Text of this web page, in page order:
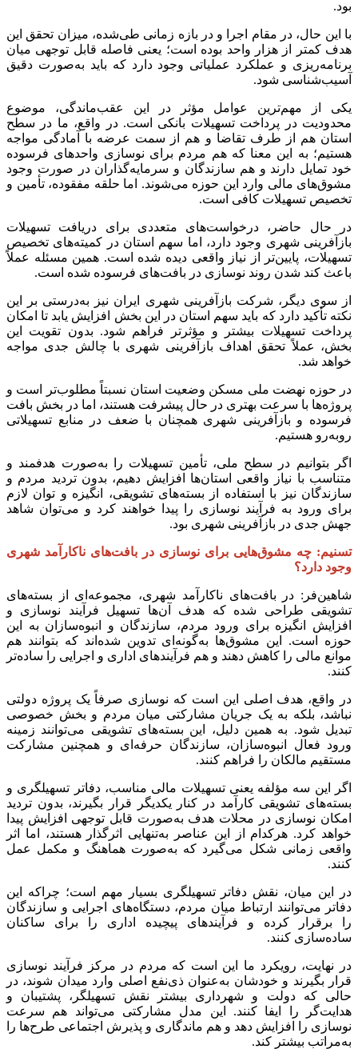
بود.
با این حال، در مقام اجرا و در بازه زمانی طی‌شده، میزان تحقق این
هدف کمتر از هزار واحد بوده است؛ یعنی فاصله قابل توجهی میان
برنامه‌ریزی و عملکرد عملیاتی وجود دارد که باید به‌صورت دقیق
آسیب‌شناسی شود.
یکی از مهم‌ترین عوامل مؤثر در این عقب‌ماندگی، موضوع
محدودیت در پرداخت تسهیلات بانکی است. در واقع، ما در سطح
استان هم از طرف تقاضا و هم از سمت عرضه با آمادگی مواجه
هستیم؛ به این معنا که هم مردم برای نوسازی واحدهای فرسوده
خود تمایل دارند و هم سازندگان و سرمایه‌گذاران در صورت وجود
مشوق‌های مالی وارد این حوزه می‌شوند. اما حلقه مفقوده، تأمین و
تخصیص تسهیلات کافی است.
در حال حاضر، درخواست‌های متعددی برای دریافت تسهیلات
بازآفرینی شهری وجود دارد، اما سهم استان در کمیته‌های تخصیص
تسهیلات، پایین‌تر از نیاز واقعی دیده شده است. همین مسئله عملاً
باعث کند شدن روند نوسازی در بافت‌های فرسوده شده است.
از سوی دیگر، شرکت بازآفرینی شهری ایران نیز به‌درستی بر این
نکته تأکید دارد که باید سهم استان در این بخش افزایش یابد تا امکان
پرداخت تسهیلات بیشتر و مؤثرتر فراهم شود. بدون تقویت این
بخش، عملاً تحقق اهداف بازآفرینی شهری با چالش جدی مواجه
خواهد شد.
در حوزه نهضت ملی مسکن وضعیت استان نسبتاً مطلوب‌تر است و
پروژه‌ها با سرعت بهتری در حال پیشرفت هستند، اما در بخش بافت
فرسوده و بازآفرینی شهری همچنان با ضعف در منابع تسهیلاتی
روبه‌رو هستیم.
اگر بتوانیم در سطح ملی، تأمین تسهیلات را به‌صورت هدفمند و
متناسب با نیاز واقعی استان‌ها افزایش دهیم، بدون تردید مردم و
سازندگان نیز با استفاده از بسته‌های تشویقی، انگیزه و توان لازم
برای ورود به فرآیند نوسازی را پیدا خواهند کرد و می‌توان شاهد
جهش جدی در بازآفرینی شهری بود.
تسنیم: چه مشوق‌هایی برای نوسازی در بافت‌های ناکارآمد شهری
وجود دارد؟
شاهین‌فر: در بافت‌های ناکارآمد شهری، مجموعه‌ای از بسته‌های
تشویقی طراحی شده که هدف آن‌ها تسهیل فرآیند نوسازی و
افزایش انگیزه برای ورود مردم، سازندگان و انبوه‌سازان به این
حوزه است. این مشوق‌ها به‌گونه‌ای تدوین شده‌اند که بتوانند هم
موانع مالی را کاهش دهند و هم فرآیندهای اداری و اجرایی را ساده‌تر
کنند.
در واقع، هدف اصلی این است که نوسازی صرفاً یک پروژه دولتی
نباشد، بلکه به یک جریان مشارکتی میان مردم و بخش خصوصی
تبدیل شود. به همین دلیل، این بسته‌های تشویقی می‌توانند زمینه
ورود فعال انبوه‌سازان، سازندگان حرفه‌ای و همچنین مشارکت
مستقیم مالکان را فراهم کنند.
اگر این سه مؤلفه یعنی تسهیلات مالی مناسب، دفاتر تسهیلگری و
بسته‌های تشویقی کارآمد در کنار یکدیگر قرار بگیرند، بدون تردید
امکان نوسازی در محلات هدف به‌صورت قابل توجهی افزایش پیدا
خواهد کرد. هرکدام از این عناصر به‌تنهایی اثرگذار هستند، اما اثر
واقعی زمانی شکل می‌گیرد که به‌صورت هماهنگ و مکمل عمل
کنند.
در این میان، نقش دفاتر تسهیلگری بسیار مهم است؛ چراکه این
دفاتر می‌توانند ارتباط میان مردم، دستگاه‌های اجرایی و سازندگان
را برقرار کرده و فرآیندهای پیچیده اداری را برای ساکنان
ساده‌سازی کنند.
در نهایت، رویکرد ما این است که مردم در مرکز فرآیند نوسازی
قرار بگیرند و خودشان به‌عنوان ذی‌نفع اصلی وارد میدان شوند، در
حالی که دولت و شهرداری بیشتر نقش تسهیلگر، پشتیبان و
هدایت‌گر را ایفا کنند. این مدل مشارکتی می‌تواند هم سرعت
نوسازی را افزایش دهد و هم ماندگاری و پذیرش اجتماعی طرح‌ها را
به‌مراتب بیشتر کند.